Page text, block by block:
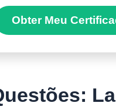
Obter Meu